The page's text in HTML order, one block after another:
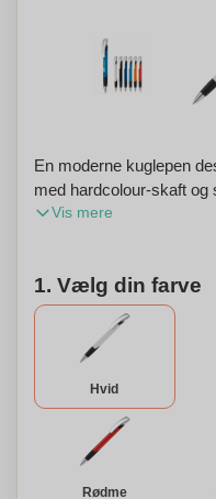
En moderne kuglepen
med hardcolour-skaft og
spids og en sølv clip.
Vis mere
1. Vælg din farve
Hvid
Rødme